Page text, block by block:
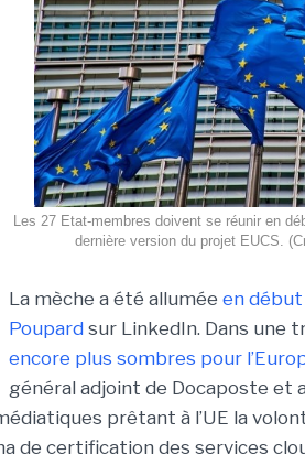
Les 27 Etat-membres doivent se réunir en
dernière version du projet EUCS.
La mèche a été allumée en début
Poupard sur LinkedIn. Dans une
encore plus sombres pour
général adjoint de Docaposte et
prêtant à l’UE la
de certification des services